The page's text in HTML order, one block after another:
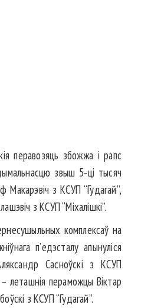
перавозяць збожжа і рапс
звыш 5-ці тысяч
Макарэвіч з КСУП “Гудагай”,
з КСУП “Міхалішкі”.
комплексаў на
п’едэсталу апынуліся
Сасноўскі з КСУП
леташнія пераможцы Віктар
з КСУП “Гудагай”.